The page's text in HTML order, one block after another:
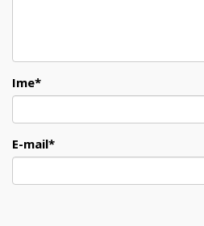
Ime*
E-mail*